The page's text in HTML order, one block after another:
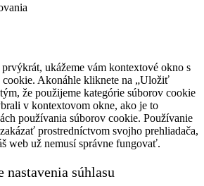
ukážeme vám kontextové okno s
cookie. Akonáhle kliknete na „Uložiť
že použijeme kategórie súborov cookie
v kontextovom okne, ako je to
používania súborov cookie. Používanie
prostredníctvom svojho prehliadača,
web už nemusí správne fungovať.
nastavenia súhlasu